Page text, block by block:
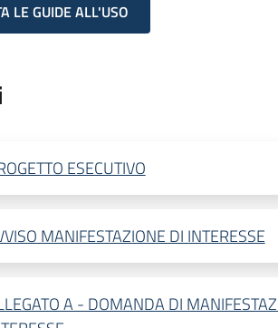
LE GUIDE ALL'USO
ESECUTIVO
MANIFESTAZIONE DI INTERESSE
A - DOMANDA DI